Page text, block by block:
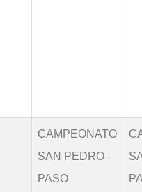
CAMPEONATO
SAN PEDRO -
PASO